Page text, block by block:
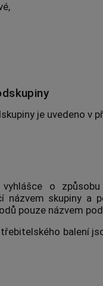
je uvedeno v
o způsobu
skupiny a
pouze názvem
balení